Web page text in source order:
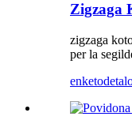
Zigzaga
zigzaga
per la
enketo